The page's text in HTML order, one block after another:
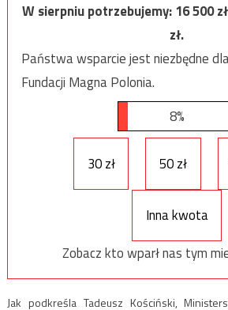
W sierpniu potrzebujemy:16 500
zł.
Państwa wsparcie jest niezbędne
Fundacji Magna Polonia.
8%
30 zł 50 zł
Inna kwota
Zobacz kto wparł nas tym
Jak podkreśla Tadeusz Kościński,